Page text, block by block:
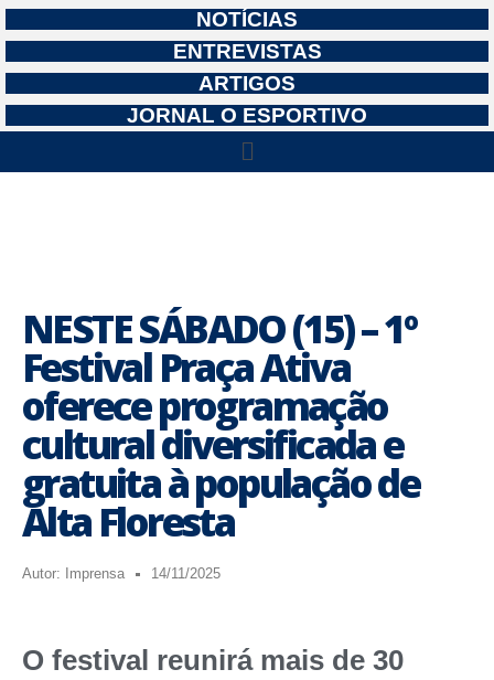
NOTÍCIAS
ENTREVISTAS
ARTIGOS
JORNAL O ESPORTIVO
NESTE SÁBADO (15) – 1º
Festival Praça Ativa
oferece programação
cultural diversificada e
gratuita à população de
Alta Floresta
Autor: Imprensa 14/11/2025
O festival reunirá mais de 30